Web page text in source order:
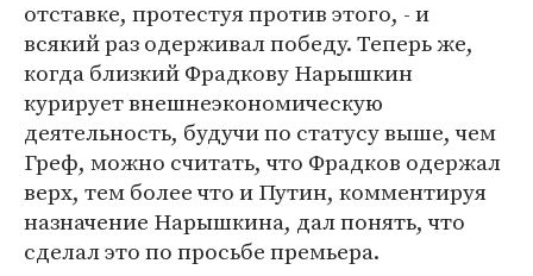
отставке, протестуя против этого, - и
всякий раз одерживал победу. Теперь же,
когда близкий Фрадкову Нарышкин
курирует внешнеэкономическую
деятельность, будучи по статусу выше, чем
Греф, можно считать, что Фрадков одержал
верх, тем более что и Путин, комментируя
назначение Нарышкина, дал понять, что
сделал это по просьбе премьера.